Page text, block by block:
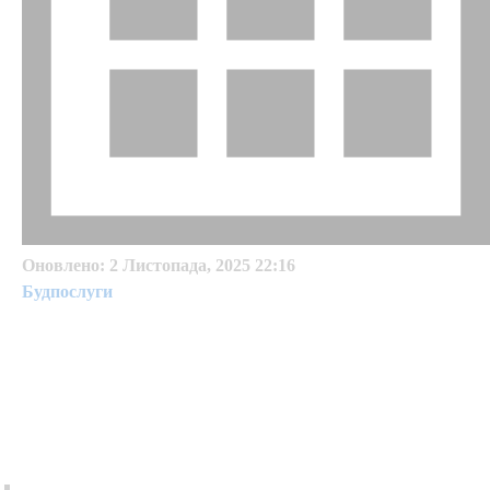
Оновлено: 2 Листопада, 2025 22:16
Будпослуги